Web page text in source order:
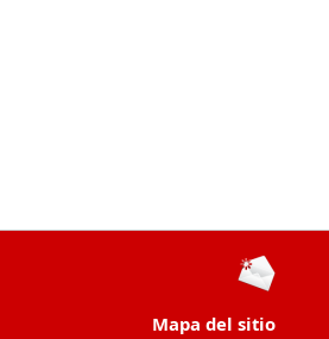
Mapa del sitio